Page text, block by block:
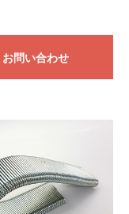
お問い合わせ